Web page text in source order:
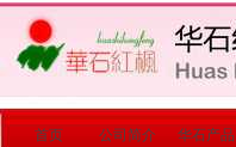
首页 公司简介 华石产品